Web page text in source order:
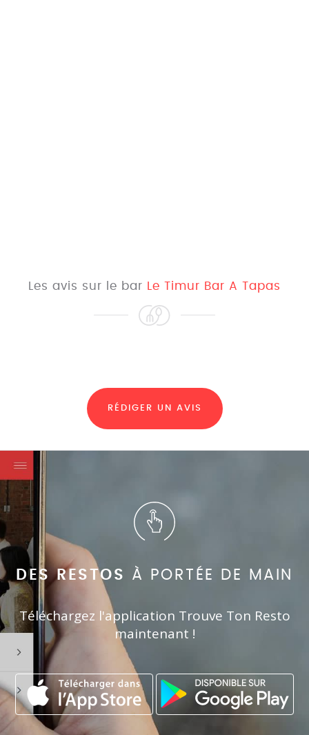
Les avis sur le bar Le Timur Bar A Tapas
RÉDIGER UN AVIS
DES RESTOS À PORTÉE DE MAIN
Téléchargez l'application Trouve Ton Resto
maintenant !